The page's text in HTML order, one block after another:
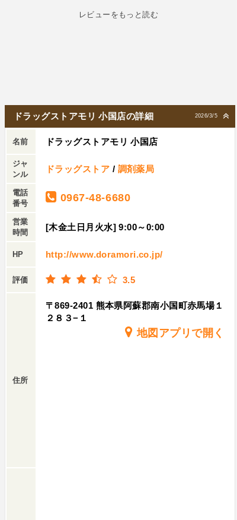
レビューをもっと読む
2026/3/5
ドラッグストアモリ 小国店の詳細
名前 ドラッグストアモリ 小国店
ジャ
ンル
ドラッグストア / 調剤薬局
電話
番号
0967-48-6680
営業
時間
[木金土日月火水] 9:00～0:00
HP http://www.doramori.co.jp/
評価 3.5
住所
〒869-2401 熊本県阿蘇郡南小国町赤馬場１
２８３−１
地図アプリで開く